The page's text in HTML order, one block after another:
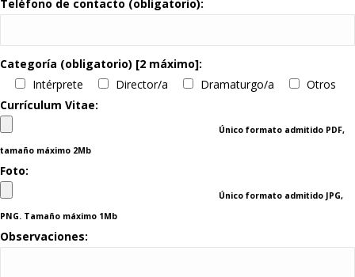
Teléfono de contacto (obligatorio):
Categoría (obligatorio) [2 máximo]:
Intérprete
Director/a Dramaturgo/a
Otros
Currículum Vitae:
Único formato admitido PDF,
tamaño máximo 2Mb
Foto:
Único formato admitido JPG,
PNG. Tamaño máximo 1Mb
Observaciones: